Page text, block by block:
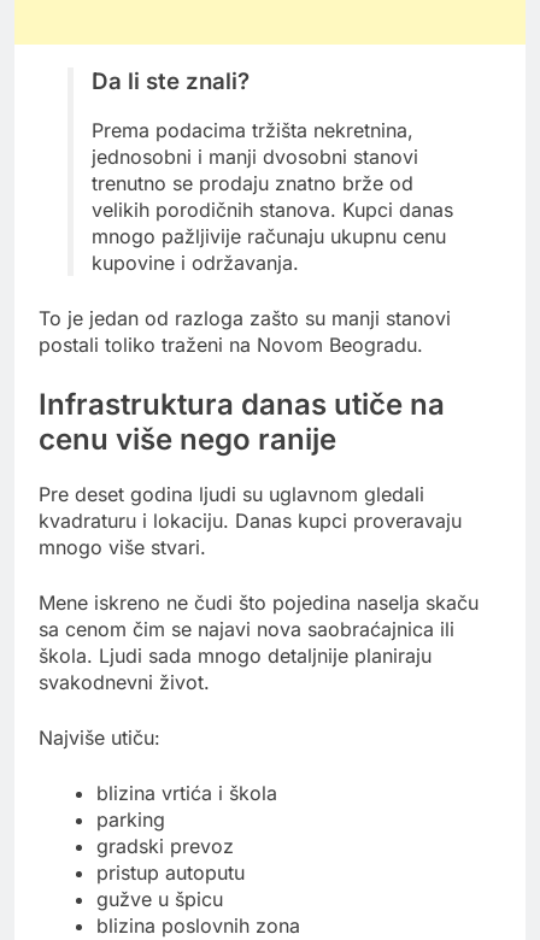
Da li ste znali?
Prema podacima tržišta nekretnina,
jednosobni i manji dvosobni stanovi
trenutno se prodaju znatno brže od
velikih porodičnih stanova. Kupci danas
mnogo pažljivije računaju ukupnu cenu
kupovine i održavanja.
To je jedan od razloga zašto su manji stanovi
postali toliko traženi na Novom Beogradu.
Infrastruktura danas utiče na
cenu više nego ranije
Pre deset godina ljudi su uglavnom gledali
kvadraturu i lokaciju. Danas kupci proveravaju
mnogo više stvari.
Mene iskreno ne čudi što pojedina naselja skaču
sa cenom čim se najavi nova saobraćajnica ili
škola. Ljudi sada mnogo detaljnije planiraju
svakodnevni život.
Najviše utiču:
blizina vrtića i škola
parking
gradski prevoz
pristup autoputu
gužve u špicu
blizina poslovnih zona